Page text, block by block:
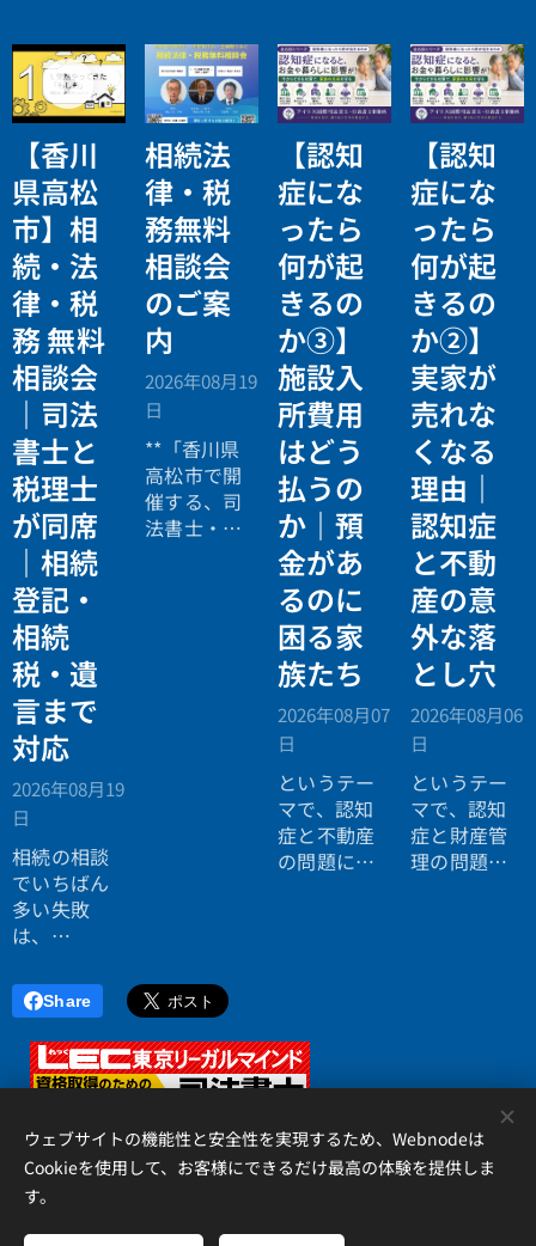
【香川
県高松
市】相
続・法
律・税
務 無料
相談会
｜司法
書士と
税理士
が同席
｜相続
登記・
相続
税・遺
言まで
対応
2026年08月19
日
相続の相談
でいちばん
多い失敗
は、
行ったら登
記の話がで
きず、司法
書士に行っ
たら税金が
い」ことで
す。
相続法
律・税
務無料
相談会
のご案
内
2026年08月19
日
**「香川県
高松市で開
催する、司
法書士・税
【認知
症にな
ったら
何が起
きるの
か③】
施設入
所費用
はどう
払うの
か｜預
金があ
るのに
困る家
族たち
2026年08月07
日
というテー
マで、認知
症と不動産
の問題につ
【認知
症にな
ったら
何が起
きるの
か②】
実家が
売れな
くなる
理由｜
認知症
と不動
産の意
外な落
とし穴
2026年08月06
日
というテー
マで、認知
症と財産管
理の問題に
Share
アイリス国際司法書士・行政書士事務所、 香川県高松市錦町２丁
目１３番７号 松岡ビル２Ｆ 、087-873-2653
ウェブサイトの機能性と安全性を実現するため、Webnodeは
Cookieを使用して、お客様にできるだけ最高の体験を提供しま
す。